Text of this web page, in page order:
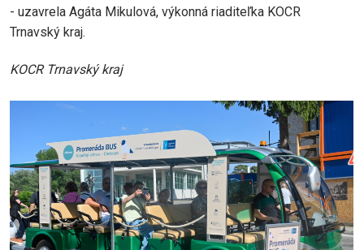
- uzavrela Agáta Mikulová, výkonná riaditeľka KOCR
Trnavský kraj.
KOCR Trnavský kraj